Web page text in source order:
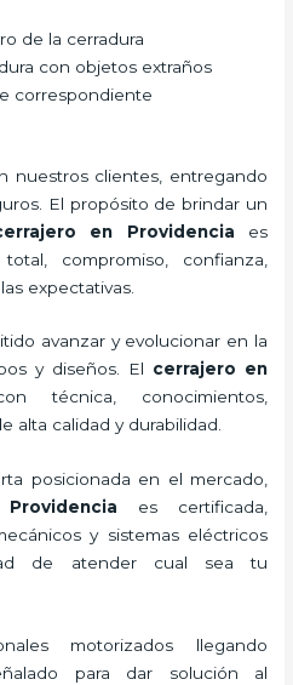
de la cerradura
con objetos extraños
correspondiente
nuestros clientes, entregando
El propósito de brindar un
en Providencia es
compromiso, confianza,
expectativas.
avanzar y evolucionar en la
y diseños. El cerrajero en
técnica, conocimientos,
alta calidad y durabilidad.
posicionada en el mercado,
es certificada,
y sistemas eléctricos
de atender cual sea tu
motorizados llegando
para dar solución al